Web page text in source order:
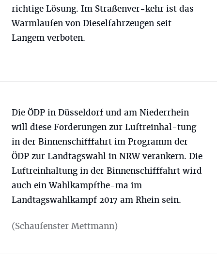
richtige Lösung. Im Straßenver-kehr ist das
Warmlaufen von Dieselfahrzeugen seit
Langem verboten.
Die ÖDP in Düsseldorf und am Niederrhein
will diese Forderungen zur Luftreinhal-tung
in der Binnenschifffahrt im Programm der
ÖDP zur Landtagswahl in NRW verankern. Die
Luftreinhaltung in der Binnenschifffahrt wird
auch ein Wahlkampfthe-ma im
Landtagswahlkampf 2017 am Rhein sein.
(Schaufenster Mettmann)